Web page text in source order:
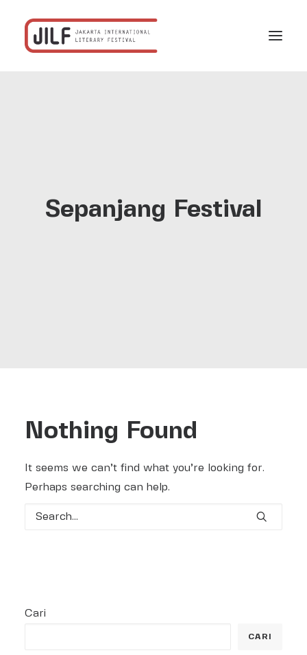
ProfilSepanjang Festival
Nothing Found
It seems we can’t find what you’re looking for.
Perhaps searching can help.
Cari
CARI